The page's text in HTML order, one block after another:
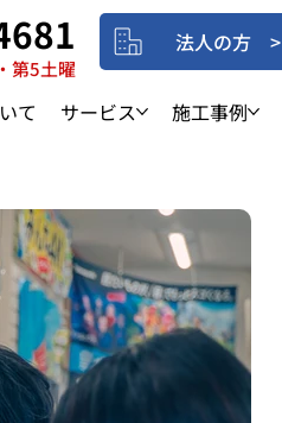
第5土曜
法人の方 >
て サービス 施工事例